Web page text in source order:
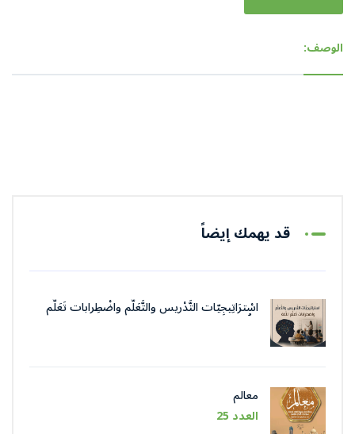
الوصف:
قد يهمك إيضاً
اسْترَاتِيجِيّات التَّدْريس والتَّعَلُّم واضْطِرابات تَعَلُّم
معالم
العدد 25